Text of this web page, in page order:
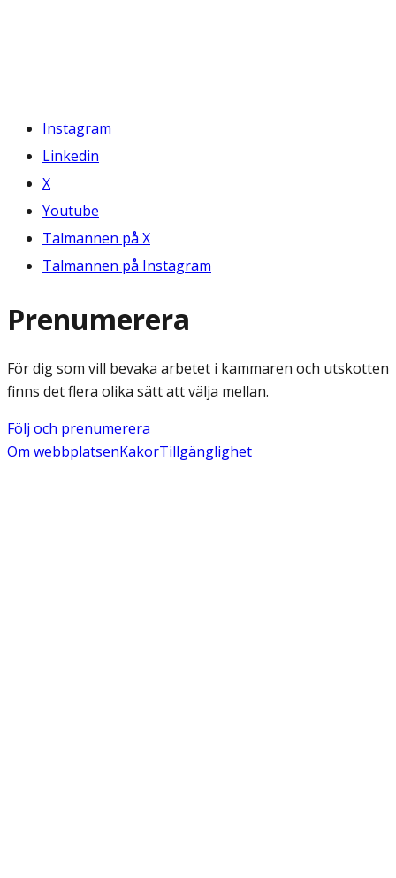
Instagram
Linkedin
X
Youtube
Talmannen på X
Talmannen på Instagram
Prenumerera
För dig som vill bevaka arbetet i kammaren och utskotten
finns det flera olika sätt att välja mellan.
Följ och prenumerera
Om webbplatsenKakorTillgänglighet